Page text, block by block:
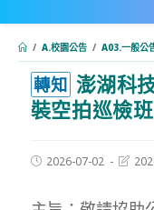
/ A.校園公告 / A03.一般公
轉知 澎湖科
裝空拍巡檢班
Post2026-07-02
Post